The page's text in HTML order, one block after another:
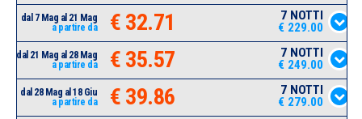
dal 7 Mag al 21 Mag
a partire da
€ 32.71
7 NOTTI
€ 229.00
dal 21 Mag al 28 Mag
a partire da
€ 35.57
7 NOTTI
€ 249.00
dal 28 Mag al 18 Giu
a partire da
€ 39.86
7 NOTTI
€ 279.00